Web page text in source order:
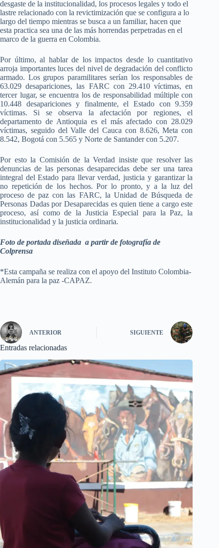
desgaste de la institucionalidad, los procesos legales y todo el
lastre relacionado con la revictimización que se configura a lo
largo del tiempo mientras se busca a un familiar, hacen que
esta practica sea una de las más horrendas perpetradas en el
marco de la guerra en Colombia.
Por último, al hablar de los impactos desde lo cuantitativo
arroja importantes luces del nivel de degradación del conflicto
armado. Los grupos paramilitares serían los responsables de
63.029 desapariciones, las FARC con 29.410 víctimas, en
tercer lugar, se encuentra los de responsabilidad múltiple con
10.448 desapariciones y finalmente, el Estado con 9.359
víctimas. Si se observa la afectación por regiones, el
departamento de Antioquia es el más afectado con 28.029
víctimas, seguido del Valle del Cauca con 8.626, Meta con
8.542, Bogotá con 5.565 y Norte de Santander con 5.207.
Por esto la Comisión de la Verdad insiste que resolver las
denuncias de las personas desaparecidas debe ser una tarea
integral del Estado para llevar verdad, justicia y garantizar la
no repetición de los hechos. Por lo pronto, y a la luz del
proceso de paz con las FARC, la Unidad de Búsqueda de
Personas Dadas por Desaparecidas es quien tiene a cargo este
proceso, así como de la Justicia Especial para la Paz, la
institucionalidad y la justicia ordinaria.
Foto de portada diseñada a partir de fotografía de
Colprensa
*Esta campaña se realiza con el apoyo del Instituto Colombia-
Alemán para la paz -CAPAZ.
ANTERIOR SIGUIENTE
Entradas relacionadas